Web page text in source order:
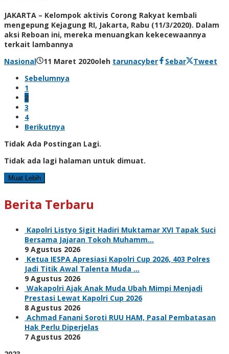
JAKARTA – Kelompok aktivis Corong Rakyat kembali
mengepung Kejagung RI, Jakarta, Rabu (11/3/2020). Dalam
aksi Reboan ini, mereka menuangkan kekecewaannya
terkait lambannya
Nasional
11 Maret 2020oleh tarunacyber Sebar
Tweet
Sebelumnya
1
2
3
4
Berikutnya
Tidak Ada Postingan Lagi.
Tidak ada lagi halaman untuk dimuat.
Muat Lebih
Berita Terbaru
Kapolri Listyo Sigit Hadiri Muktamar XVI Tapak Suci
Bersama Jajaran Tokoh Muhamm…
9 Agustus 2026
Ketua IESPA Apresiasi Kapolri Cup 2026, 403 Polres
Jadi Titik Awal Talenta Muda …
9 Agustus 2026
Wakapolri Ajak Anak Muda Ubah Mimpi Menjadi
Prestasi Lewat Kapolri Cup 2026
8 Agustus 2026
Achmad Fanani Soroti RUU HAM, Pasal Pembatasan
Hak Perlu Diperjelas
7 Agustus 2026